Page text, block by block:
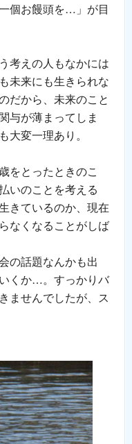
個お饅頭を…」が目
考えの人もなかには
未来にも生きられな
だから、未来のこと
与が薄まってしま
大変一理あり。
をとったときのこ
いのことを考える
きているのか、現在
なくなることがしば
の話題なんかも出
くか…。すっかりバ
ませんでしたが、ス